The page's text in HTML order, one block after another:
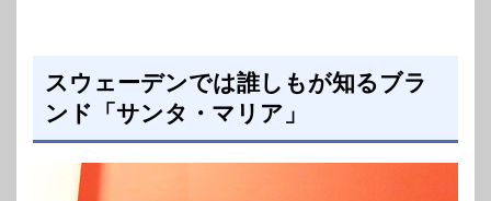
スウェーデンでは誰しもが知るブラ
ンド「サンタ・マリア」